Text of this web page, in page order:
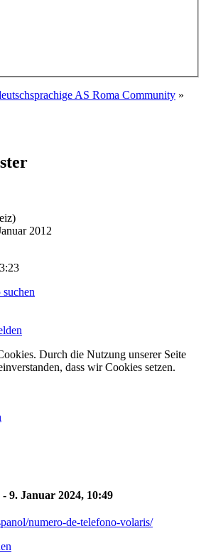
AS Roma Community »
2012
Durch die Nutzung unserer Seite
dass wir Cookies setzen.
- 9. Januar 2024, 10:49
numero-de-telefono-volaris/